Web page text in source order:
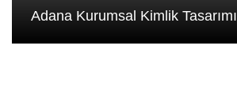
Adana Kurumsal Kimlik Tasarımı